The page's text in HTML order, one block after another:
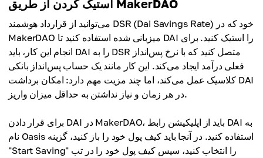
استیک کردن از طریق MakerDAO
می‌توانید از قرارداد هوشمند DSR (Dai Savings Rate) خود که در
MakerDAO میزبانی شده استفاده کنید تا DAI را استیک کنید. برای
انجام این کار، باید DAI را به DSR متصل کنید که با نرخ پس‌انداز
فعلی درآمد ایجاد می‌کند. این کار مانند یک حساب پس‌انداز بانکی
کلاسیک عمل می‌کند، اما چند مزیت مهم دارد: امکان برداشت DAI
در هر زمان و نیاز نداشتن به حداقل میزان واریز.
برای قرار دادن DAI در MakerDAO، باید از اپلیکیشن رابط DAI به
نام Oasis استفاده کنید. در آنجا باید کیف پول خود را باز کنید، گزینه
"Start Saving" را انتخاب کنید، سپس کیف پول خود را در تب